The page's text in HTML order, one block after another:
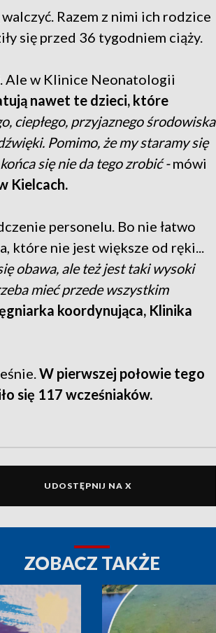
Razem z nimi ich rodzice
się przed 36 tygodniem ciąży.
Ale w Klinice Neonatologii
nawet te dzieci, które
ciepłego, przyjaznego środowiska
Pomimo, że my staramy się
się nie da tego zrobić -mówi
Kielcach.
personelu. Bo nie łatwo
które nie jest większe od ręki...
obawa, ale też jest taki wysoki
mieć przede wszystkim
koordynująca, Klinika
W pierwszej połowie tego
się 117 wcześniaków.
UDOSTĘPNIJ NA X
ZOBACZ TAKŻE